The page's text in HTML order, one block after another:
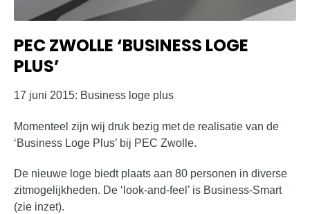
PEC ZWOLLE ‘BUSINESS LOGE
PLUS’
17 juni 2015: Business loge plus
Momenteel zijn wij druk bezig met de realisatie van de
‘Business Loge Plus’ bij PEC Zwolle.
De nieuwe loge biedt plaats aan 80 personen in diverse
zitmogelijkheden. De ‘look-and-feel’ is Business-Smart
(zie inzet).